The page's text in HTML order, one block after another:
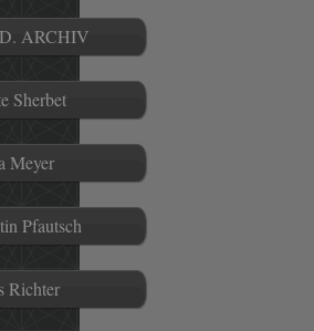
ARCHIV
Sherbet
Meyer
Pfautsch
Richter